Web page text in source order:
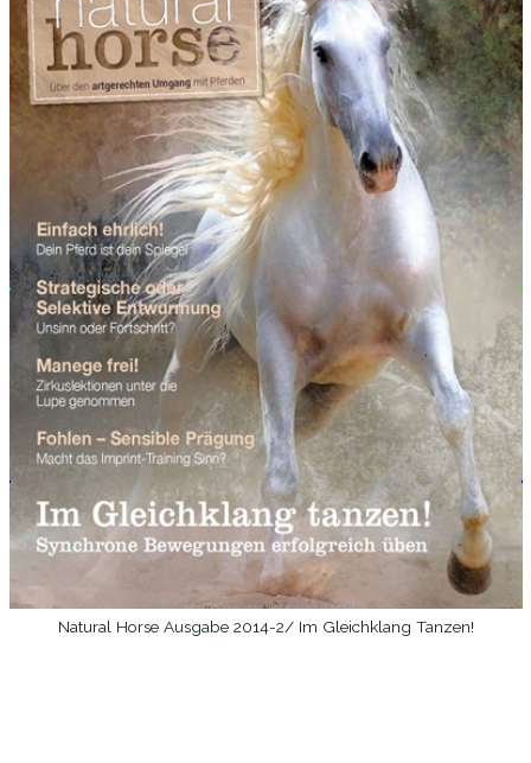
WEITERLESEN
Natural Horse Ausgabe 2014-2/ Im Gleichklang Tanzen!